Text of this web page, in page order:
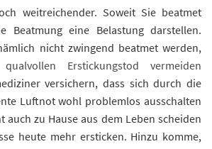
weitreichender. Soweit Sie beatmet
Beatmung eine Belastung darstellen.
nicht zwingend beatmet werden,
qualvollen Erstickungstod vermeiden
versichern, dass sich durch die
Luftnot wohl problemlos ausschalten
auch zu Hause aus dem Leben scheiden
heute mehr ersticken. Hinzu komme,